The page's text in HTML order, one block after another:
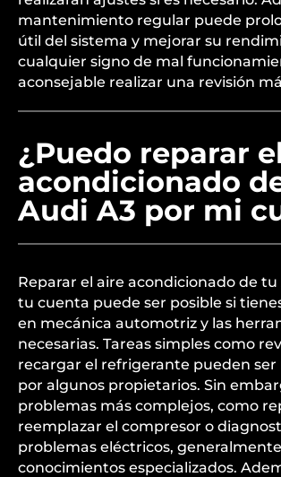
mantenimiento regular puede
útil del sistema y mejorar su
cualquier signo de mal
aconsejable realizar una revisión
¿Puedo reparar
acondicionado
Audi A3 por mi
Reparar el aire acondicionado de tu
tu cuenta puede ser posible si
en mecánica automotriz y las
necesarias. Tareas simples como
recargar el refrigerante pueden ser
por algunos propietarios. Sin
problemas más complejos, como
reemplazar el compresor o
problemas eléctricos,
conocimientos especializados.